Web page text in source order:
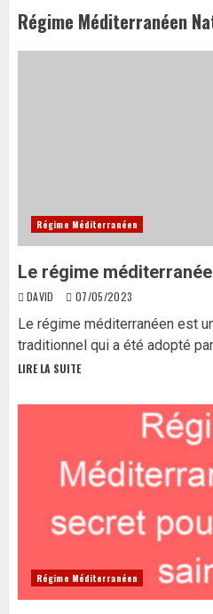
Régime Méditerranéen
Régime Méditerranéen
Le régime
DAVID 07/05/2023
Le régime méditerranéen est
traditionnel qui a été adopté
LIRE LA SUITE
Régime Méditerranéen